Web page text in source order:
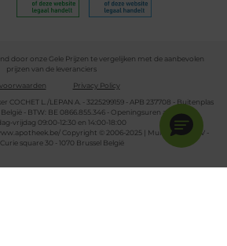
door onze Gele Prijzen te vergelijken met de aanbevolen
prijzen van de leveranciers
Privacy Policy
COCHET L./LEPAN A. - 3225299159 - APB 237708 - Buitenplas
België - BTW: BE 0866.855.346 - Openingsuren apotheek:
vrijdag 09:00-12:30 en 14:00-18:00
Copyright © 2006-2025 | Multipharma CV -
square 30 - 1070 Brussel België